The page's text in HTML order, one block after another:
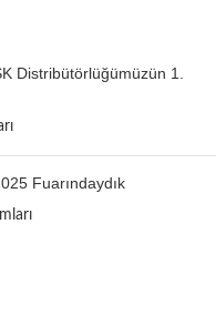
Distribütörlüğümüzün 1.
Fuarındaydık